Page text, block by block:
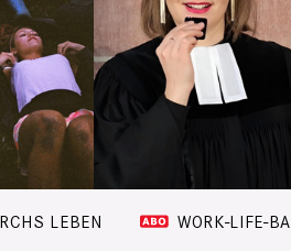
LEBEN WORK-LIFE-